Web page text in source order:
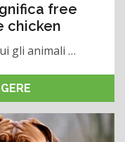
free
chicken
gli animali …